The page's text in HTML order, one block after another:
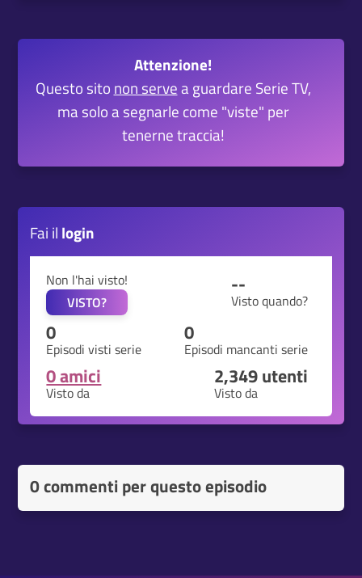
Attenzione!
Questo sito non servea guardare Serie TV,
ma solo a segnarle come "viste" per
tenerne traccia!
Fai il login
Non l'hai visto!
VISTO?
--
Visto quando?
0
Episodi visti serie
0
Episodi mancanti serie
0 amici
Visto da
2,349utenti
Visto da
0 commenti per questo episodio